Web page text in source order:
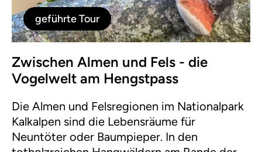
geführte Tour
Zwischen Almen und Fels - die
Vogelwelt am Hengstpass
Die Almen und Felsregionen im Nationalpark
Kalkalpen sind die Lebensräume für
Neuntöter oder Baumpieper. In den